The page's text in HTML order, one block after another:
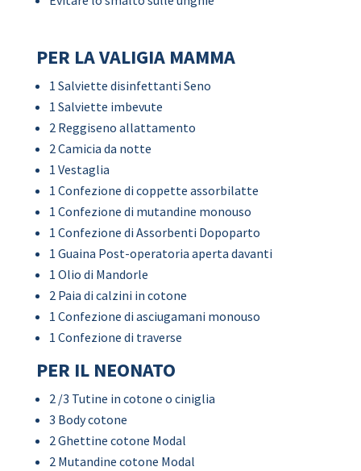
PER LA VALIGIA MAMMA
1 Salviette disinfettanti Seno
1 Salviette imbevute
2 Reggiseno allattamento
2 Camicia da notte
1 Vestaglia
1 Confezione di coppette assorbilatte
1 Confezione di mutandine monouso
1 Confezione di Assorbenti Dopoparto
1 Guaina Post-operatoria aperta davanti
1 Olio di Mandorle
2 Paia di calzini in cotone
1 Confezione di asciugamani monouso
1 Confezione di traverse
PER IL NEONATO
2 /3 Tutine in cotone o ciniglia
3 Body cotone
2 Ghettine cotone Modal
2 Mutandine cotone Modal